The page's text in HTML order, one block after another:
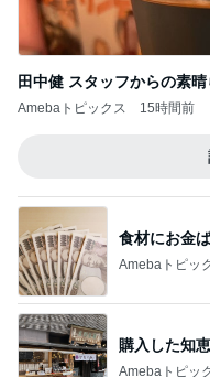
田中健 スタッフからの素
Amebaトピックス 15時間前
食材にお金
Amebaトピッ
購入した知
Amebaトピッ